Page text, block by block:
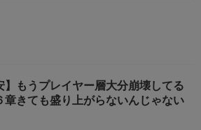
】もうプレイヤー層大分崩壊してる
章きても盛り上がらないんじゃない